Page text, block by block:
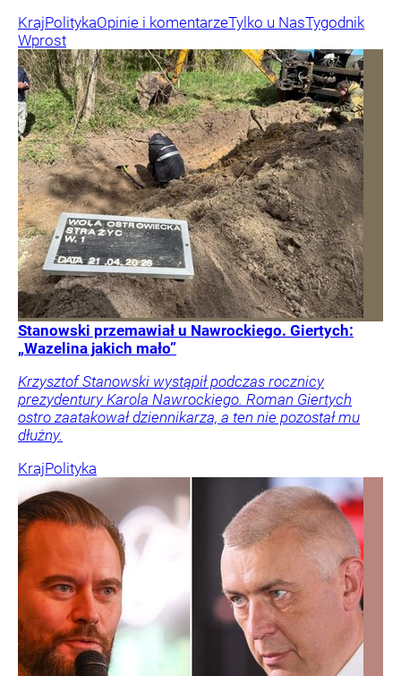
KrajPolitykaOpinie i komentarzeTylko u NasTygodnik
Wprost
Stanowski przemawiał u Nawrockiego. Giertych:
„Wazelina jakich mało”
Krzysztof Stanowski wystąpił podczas rocznicy
prezydentury Karola Nawrockiego. Roman Giertych
ostro zaatakował dziennikarza, a ten nie pozostał mu
dłużny.
KrajPolityka